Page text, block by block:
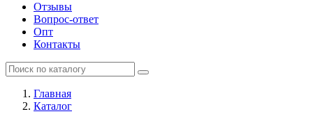
Отзывы
Вопрос-ответ
Опт
Контакты
Главная
Каталог